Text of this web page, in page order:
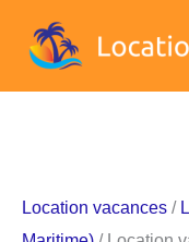
Location vacances /